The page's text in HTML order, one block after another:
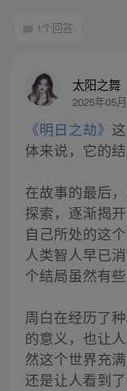
1个回答
太阳之舞
2025年05
《明日之劫》
体来说，它的
在故事的最后
探索，逐渐揭
自己所处的这
人类智人早已
个结局虽然有
周白在经历了
的意义，也让
然这个世界充
还是让人看到了